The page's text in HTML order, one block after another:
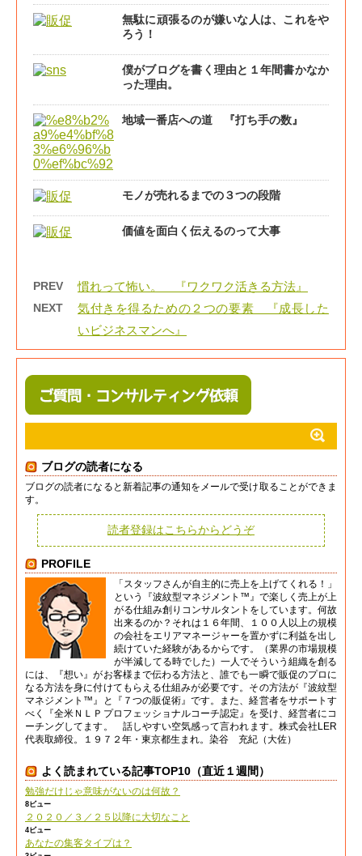
無駄に頑張るのが嫌いな人は、これをや
ろう！
僕がブログを書く理由と１年間書かなか
った理由。
地域一番店への道 『打ち手の数』
モノが売れるまでの３つの段階
価値を面白く伝えるのって大事
PREV 慣れって怖い。 『ワクワク活きる方法』
NEXT
気付きを得るための２つの要素 『成長した
いビジネスマンへ』
ブログの読者になる
ブログの読者になると新着記事の通知をメールで受け取ることができま
す。
読者登録はこちらからどうぞ
PROFILE
「スタッフさんが自主的に売上を上げてくれる！」
という『波紋型マネジメント™』で楽しく売上が上
がる仕組み創りコンサルタントをしています。何故
出来るのか？それは１６年間、１００人以上の規模
の会社をエリアマネージャーを置かずに利益を出し
続けていた経験があるからです。（業界の市場規模
が半減してる時でした）一人でそういう組織を創る
には、『想い』がお客様まで伝わる方法と、誰でも一瞬で販促のプロに
なる方法を身に付けてもらえる仕組みが必要です。その方法が『波紋型
マネジメント™』と『７つの販促術』です。また、経営者をサポートす
べく『全米ＮＬＰプロフェッショナルコーチ認定』を受け、経営者にコ
ーチングしてます。 話しやすい空気感って言われます。株式会社LER
代表取締役。１９７２年・東京都生まれ。染谷 充紀（大佐）
よく読まれている記事TOP10（直近１週間）
勉強だけじゃ意味がないのは何故？
8ビュー
２０２０／３／２５以降に大切なこと
4ビュー
あなたの集客タイプは？